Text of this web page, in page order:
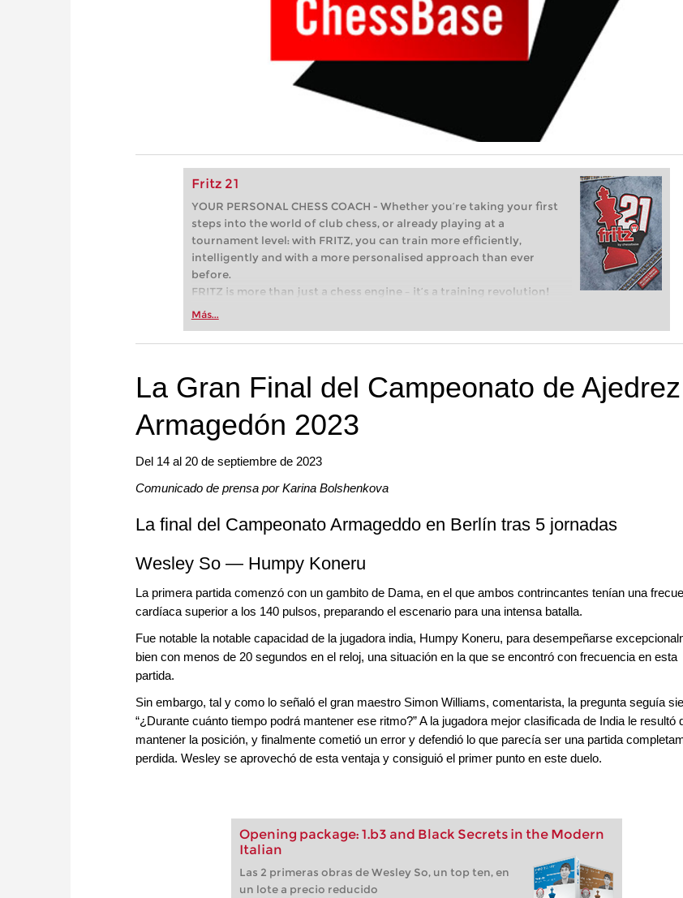
Fritz 21
YOUR PERSONAL CHESS COACH - Whether you’re taking your first
steps into the world of club chess, or already playing at a
tournament level: with FRITZ, you can train more efficiently,
intelligently and with a more personalised approach than ever
before.
FRITZ is more than just a chess engine – it’s a training revolution!
Whether you’re taking your first steps into the world of club chess,
more efficiently, intelligently and with a more personalised
Más...
La Gran Final del Campeonato de Ajedrez
Armagedón 2023
Del 14 al 20 de septiembre de 2023
Comunicado de prensa por Karina Bolshenkova
La final del Campeonato Armageddo en Berlín tras 5 jornadas
Wesley So — Humpy Koneru
La primera partida comenzó con un gambito de Dama, en el que ambos contrincantes tenían una
cardíaca superior a los 140 pulsos, preparando el escenario para una intensa batalla.
Fue notable la notable capacidad de la jugadora india, Humpy Koneru, para desempeñarse
bien con menos de 20 segundos en el reloj, una situación en la que se encontró con frecuencia en esta
partida.
Sin embargo, tal y como lo señaló el gran maestro Simon Williams, comentarista, la pregunta seguía
“¿Durante cuánto tiempo podrá mantener ese ritmo?” A la jugadora mejor clasificada de India le resultó
mantener la posición, y finalmente cometió un error y defendió lo que parecía ser una partida
perdida. Wesley se aprovechó de esta ventaja y consiguió el primer punto en este duelo.
Opening package: 1.b3 and Black Secrets in the Modern
Italian
Las 2 primeras obras de Wesley So, un top ten, en
un lote a precio reducido